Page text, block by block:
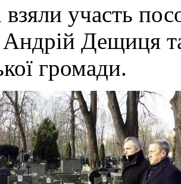
взяли участь
Дещиця
громади.